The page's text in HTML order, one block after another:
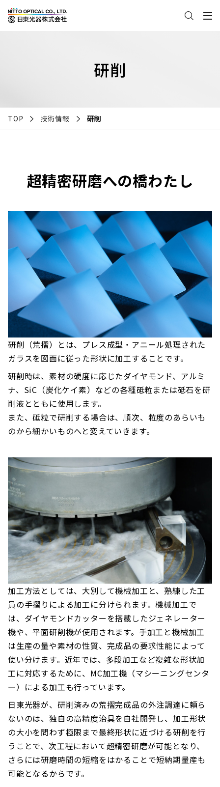
研削
TOP 技術情報 研削
超精密研磨への橋わたし
研削（荒摺）とは、プレス成型・アニール処理された
ガラスを図面に従った形状に加工することです。
研削時は、素材の硬度に応じたダイヤモンド、アルミ
ナ、SiC（炭化ケイ素）などの各種砥粒または砥石を研
削液とともに使用します。
また、砥粒で研削する場合は、順次、粒度のあらいも
のから細かいものへと変えていきます。
加工方法としては、大別して機械加工と、熟練した工
員の手摺りによる加工に分けられます。機械加工で
は、ダイヤモンドカッターを搭載したジェネレーター
機や、平面研削機が使用されます。手加工と機械加工
は生産の量や素材の性質、完成品の要求性能によって
使い分けます。近年では、多段加工など複雑な形状加
工に対応するために、MC加工機（マシーニングセンタ
ー）による加工も行っています。
日東光器が、研削済みの荒摺完成品の外注調達に頼ら
ないのは、独自の高精度治具を自社開発し、加工形状
の大小を問わず極限まで最終形状に近づける研削を行
うことで、次工程において超精密研磨が可能となり、
さらには研磨時間の短縮をはかることで短納期量産も
可能となるからです。